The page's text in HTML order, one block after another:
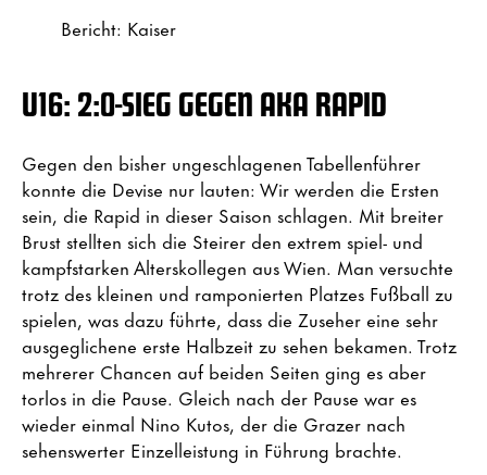
Bericht: Kaiser
U16: 2:0-SIEG GEGEN AKA RAPID
Gegen den bisher ungeschlagenen Tabellenführer
konnte die Devise nur lauten: Wir werden die Ersten
sein, die Rapid in dieser Saison schlagen. Mit breiter
Brust stellten sich die Steirer den extrem spiel- und
kampfstarken Alterskollegen aus Wien. Man versuchte
trotz des kleinen und ramponierten Platzes Fußball zu
spielen, was dazu führte, dass die Zuseher eine sehr
ausgeglichene erste Halbzeit zu sehen bekamen. Trotz
mehrerer Chancen auf beiden Seiten ging es aber
torlos in die Pause. Gleich nach der Pause war es
wieder einmal Nino Kutos, der die Grazer nach
sehenswerter Einzelleistung in Führung brachte.